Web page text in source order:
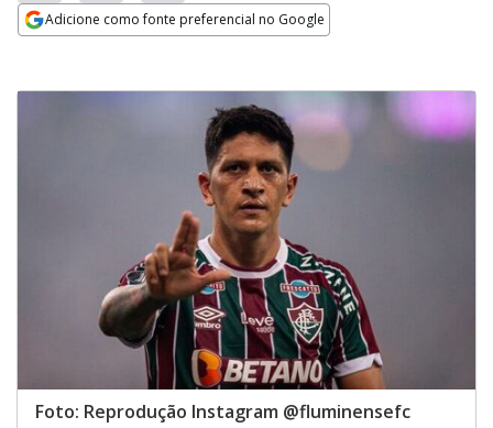
Adicione como fonte preferencial no Google
Foto: Reprodução Instagram @fluminensefc